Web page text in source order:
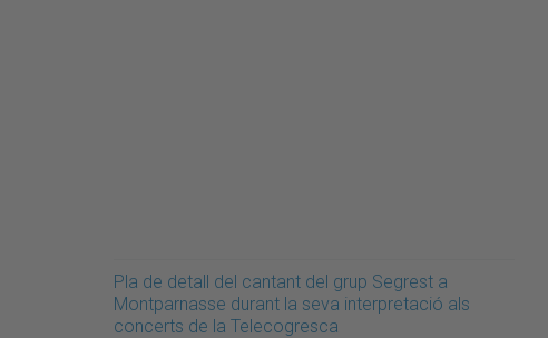
Pla de detall del cantant del grup Segrest a
Montparnasse durant la seva interpretació als
concerts de la Telecogresca